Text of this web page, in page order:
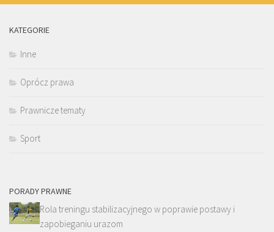
KATEGORIE
Inne
Oprócz prawa
Prawnicze tematy
Sport
PORADY PRAWNE
Rola treningu stabilizacyjnego w poprawie postawy i
zapobieganiu urazom